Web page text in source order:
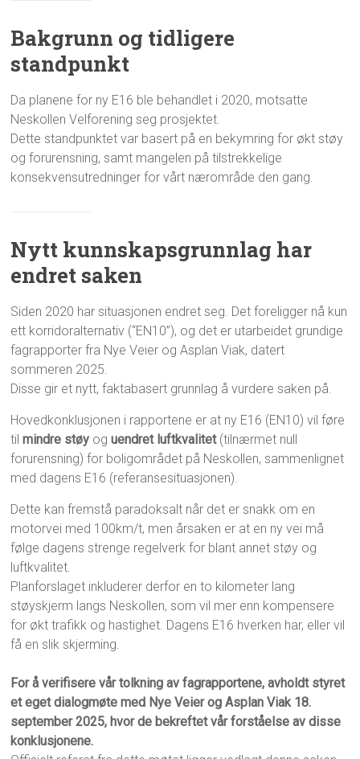
Bakgrunn og tidligere
standpunkt
Da planene for ny E16 ble behandlet i 2020, motsatte
Neskollen Velforening seg prosjektet.
Dette standpunktet var basert på en bekymring for økt støy
og forurensning, samt mangelen på tilstrekkelige
konsekvensutredninger for vårt nærområde den gang.
Nytt kunnskapsgrunnlag har
endret saken
Siden 2020 har situasjonen endret seg. Det foreligger nå kun
ett korridoralternativ (“EN10”), og det er utarbeidet grundige
fagrapporter fra Nye Veier og Asplan Viak, datert
sommeren 2025.
Disse gir et nytt, faktabasert grunnlag å vurdere saken på.
Hovedkonklusjonen i rapportene er at ny E16 (EN10) vil føre
tilmindre støy oguendret luftkvalitet(tilnærmet null
forurensning) for boligområdet på Neskollen, sammenlignet
med dagens E16 (referansesituasjonen).
Dette kan fremstå paradoksalt når det er snakk om en
motorvei med 100km/t, men årsaken er at en ny vei må
følge dagens strenge regelverk for blant annet støy og
luftkvalitet.
Planforslaget inkluderer derfor en to kilometer lang
støyskjerm langs Neskollen, som vil mer enn kompensere
for økt trafikk og hastighet. Dagens E16 hverken har, eller vil
få en slik skjerming.
For å verifisere vår tolkning av fagrapportene, avholdt styret
et eget dialogmøte med Nye Veier og Asplan Viak 18.
september 2025, hvor de bekreftet vår forståelse av disse
konklusjonene.